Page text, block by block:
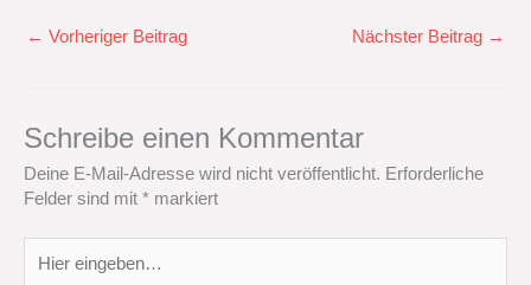
← Vorheriger Beitrag Nächster Beitrag →
Schreibe einen Kommentar
Deine E-Mail-Adresse wird nicht veröffentlicht. Erforderliche
Felder sind mit * markiert
eingeben…